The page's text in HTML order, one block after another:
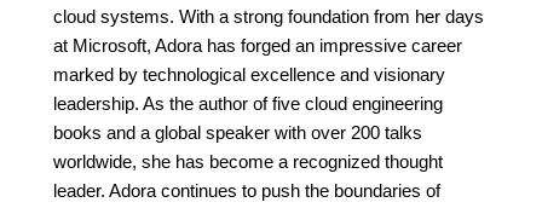
cloud systems. With a strong foundation from her days
at Microsoft, Adora has forged an impressive career
marked by technological excellence and visionary
leadership. As the author of five cloud engineering
books and a global speaker with over 200 talks
worldwide, she has become a recognized thought
leader. Adora continues to push the boundaries of